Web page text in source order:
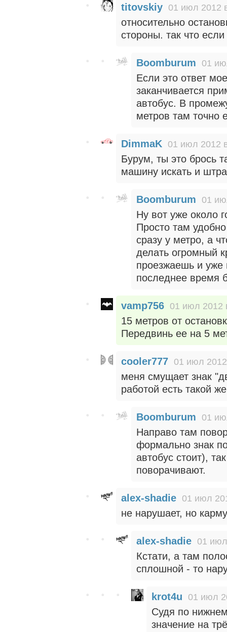
titovskiy 01 июл 2012
относительно
стороны. так что
Boomburum 01
Если это ответ
заканчивается
автобус. В
метров там точно
DimmaK 01 июл 2012
Бурум, ты это брось
машину искать и
Boomburum 01
Ну вот уже около
Просто там
сразу у метро, а
делать огромный
проезжаешь и уже
последнее время
vamp756 01 июл 2012
15 метров от
Передвинь ее на 5
cooler777 01 июл
меня смущает знак
работой есть такой
Boomburum 01
Направо там
формально знак
автобус стоит),
поворачивают.
alex-shadie 01 июл
не нарушает, но
alex-shadie 01
Кстати, а там
сплошной - то
krot4u 01 июл
Судя по
значение на